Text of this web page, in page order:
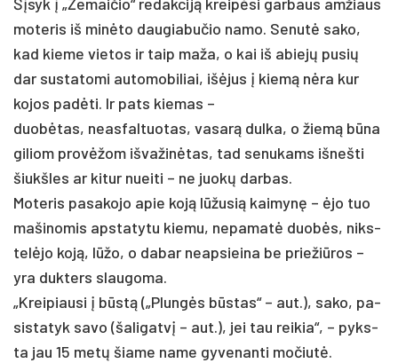
mo­te­ris iš minė­to dau­gia­bu­čio na­mo. Se­nutė sa­ko,
kad kie­me vie­tos ir taip ma­ža, o kai iš abiejų pu­sių
dar su­sta­to­mi au­to­mo­bi­liai, išė­jus į kiemą nėra kur
ko­jos pa­dėti. Ir pa­ts kie­mas –
duobė­tas, neas­fal­tuo­tas, va­sarą dul­ka, o žiemą būna
gi­liom pro­vėžom iš­va­žinė­tas, tad se­nu­kams iš­neš­ti
šiukš­les ar ki­tur nuei­ti – ne juokų dar­bas.
Mo­te­ris pa­sa­ko­jo apie koją lūžu­sią kai­mynę – ėjo tuo
ma­ši­no­mis ap­sta­ty­tu kie­mu, ne­pa­matė duobės, niks­
telė­jo koją, lūžo, o da­bar neap­siei­na be prie­žiū­ros –
yra duk­ters slau­go­ma.
„Krei­piau­si į būstą („Plungės būstas“ – aut.), sa­ko, pa­
si­sta­tyk sa­vo (ša­li­gatvį – aut.), jei tau rei­kia“, – pyks­
ta jau 15 metų šia­me na­me gy­ve­nan­ti mo­čiutė.